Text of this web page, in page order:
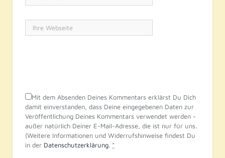
Mit dem Absenden Deines Kommentars erklärst Du Dich
damit einverstanden, dass Deine eingegebenen Daten zur
Veröffentlichung Deines Kommentars verwendet werden -
außer natürlich Deiner E-Mail-Adresse, die ist nur für uns.
(Weitere Informationen und Widerrufshinweise findest Du
in der Datenschutzerklärung. *